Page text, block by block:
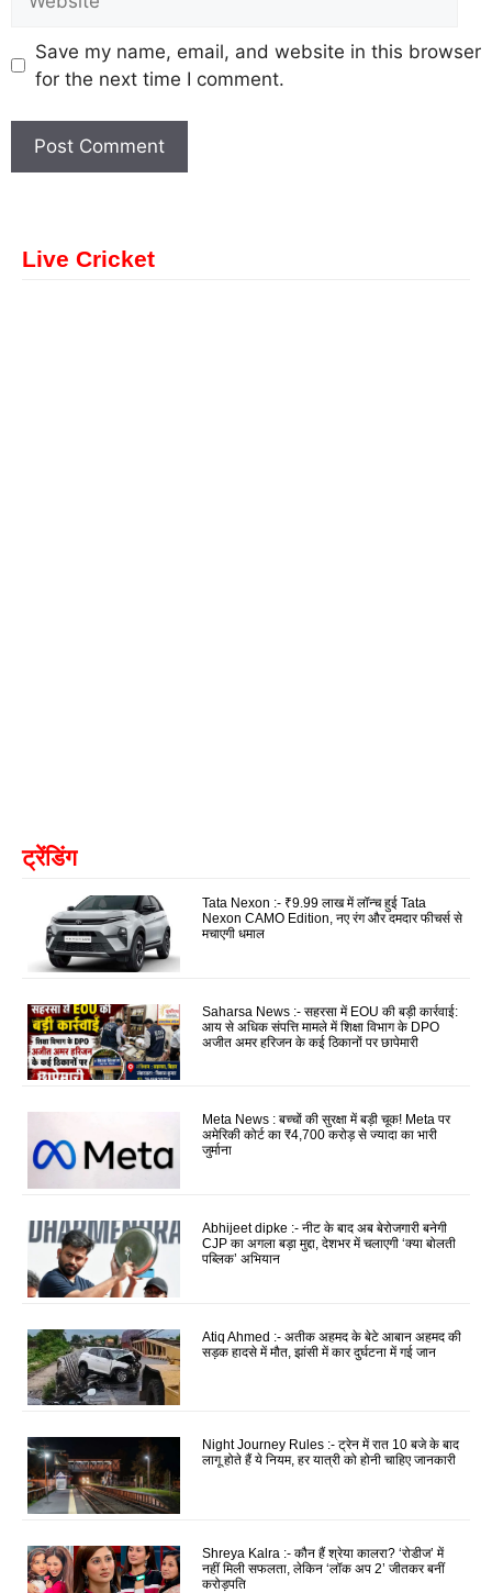
Save my name, email, and website in this browser
for the next time I comment.
Live Cricket
ट्रेंडिंग
Tata Nexon :- ₹9.99 लाख में लॉन्च हुई Tata
Nexon CAMO Edition, नए रंग और दमदार फीचर्स से
मचाएगी धमाल
Saharsa News :- सहरसा में EOU की बड़ी कार्रवाई:
आय से अधिक संपत्ति मामले में शिक्षा विभाग के DPO
अजीत अमर हरिजन के कई ठिकानों पर छापेमारी
Meta News : बच्चों की सुरक्षा में बड़ी चूक! Meta पर
अमेरिकी कोर्ट का ₹4,700 करोड़ से ज्यादा का भारी
जुर्माना
Abhijeet dipke :- नीट के बाद अब बेरोजगारी बनेगी
CJP का अगला बड़ा मुद्दा, देशभर में चलाएगी ‘क्या बोलती
पब्लिक’ अभियान
Atiq Ahmed :- अतीक अहमद के बेटे आबान अहमद की
सड़क हादसे में मौत, झांसी में कार दुर्घटना में गई जान
Night Journey Rules :- ट्रेन में रात 10 बजे के बाद
लागू होते हैं ये नियम, हर यात्री को होनी चाहिए जानकारी
Shreya Kalra :- कौन हैं श्रेया कालरा? ‘रोडीज’ में
नहीं मिली सफलता, लेकिन ‘लॉक अप 2’ जीतकर बनीं
करोड़पति